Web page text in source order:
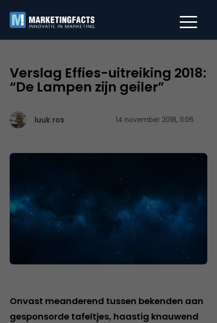
Verslag Effies-uitreiking 2018:
“De Lampen zijn geiler”
luuk ros 14 november 2018, 11:06
Onvast meanderend tussen bekenden aan
gesponsorde tafeltjes, haastig knauwend